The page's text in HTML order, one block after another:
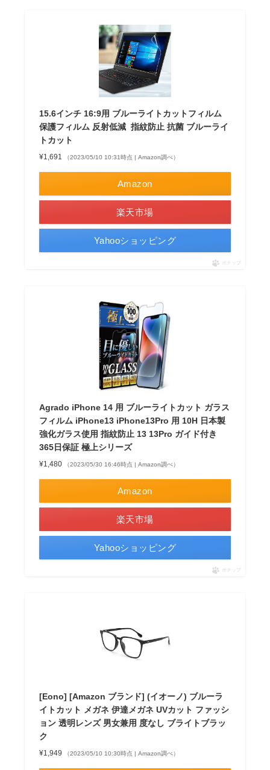
15.6インチ 16:9用 ブルーライトカットフィルム
保護フィルム 反射低減 指紋防止 抗菌 ブルーライ
トカット
¥1,691 （2023/05/10 10:31時点 | Amazon調べ）
Amazon
楽天市場
Yahooショッピング
ポチップ
Agrado iPhone 14 用 ブルーライトカット ガラス
フィルム iPhone13 iPhone13Pro 用 10H 日本製
強化ガラス使用 指紋防止 13 13Pro ガイド付き
365日保証 極上シリーズ
¥1,480 （2023/05/30 16:46時点 | Amazon調べ）
Amazon
楽天市場
Yahooショッピング
ポチップ
[Eono] [Amazon ブランド] (イオーノ) ブルーラ
イトカット メガネ 伊達メガネ UVカット ファッシ
ョン 透明レンズ 男女兼用 度なし ブライトブラッ
ク
¥1,949 （2023/05/10 10:30時点 | Amazon調べ）